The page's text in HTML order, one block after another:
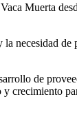
Muerta
necesidad
de
y crecimiento